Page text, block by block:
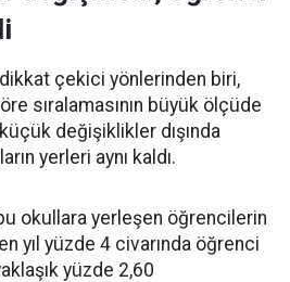
çekici yönlerinden biri,
sıralamasının büyük ölçüde
değişiklikler dışında
yerleri aynı kaldı.
okullara yerleşen öğrencilerin
yıl yüzde 4 civarında öğrenci
yüzde 2,60